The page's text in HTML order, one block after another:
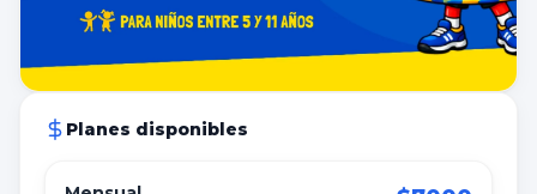
Planes disponibles